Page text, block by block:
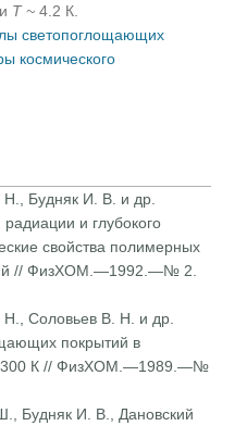
Т ~4.2 К.
светопоглощающих
космического
Будняк И. В. и др.
и глубокого
свойства полимерных
// ФизХОМ.—1992.—№ 2.
Соловьев В. Н. и др.
покрытий в
К // ФизХОМ.—1989.—№
Будняк И. В., Дановский